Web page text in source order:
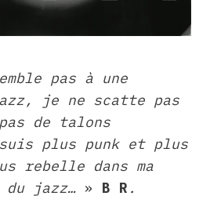
pas à une
je ne scatte pas
de talons
plus punk et plus
rebelle dans ma
jazz… » B R .